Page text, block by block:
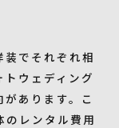
でそれぞれ相
ウェディング
あります。こ
のレンタル費用